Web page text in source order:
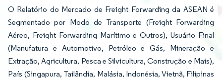
O Relatório do Mercado de Freight Forwarding da ASEAN é
Segmentado por Modo de Transporte (Freight Forwarding
Aéreo, Freight Forwarding Marítimo e Outros), Usuário Final
(Manufatura e Automotivo, Petróleo e Gás, Mineração e
Extração, Agricultura, Pesca e Silvicultura, Construção e Mais),
País (Singapura, Tailândia, Malásia, Indonésia, Vietnã, Filipinas